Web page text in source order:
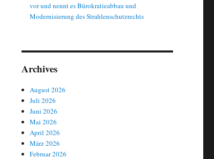
vor und nennt es Bürokratieabbau und
Modernisierung des Strahlenschutzrechts
Archives
August 2026
Juli 2026
Juni 2026
Mai 2026
April 2026
März 2026
Februar 2026